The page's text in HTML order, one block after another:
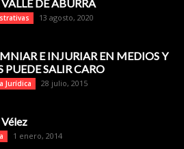
VALLE DE ABURRÁ
13 agosto, 2020
E INJURIAR EN MEDIOS Y
PUEDE SALIR CARO
Jurídica 28 julio, 2015
1 enero, 2014